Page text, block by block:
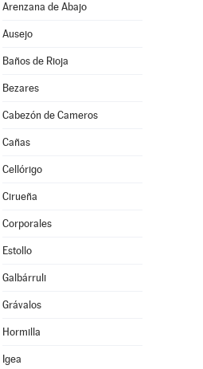
Arenzana de Abajo
Ausejo
Baños de Rioja
Bezares
Cabezón de Cameros
Cañas
Cellórigo
Cirueña
Corporales
Estollo
Galbárruli
Grávalos
Hormilla
Igea